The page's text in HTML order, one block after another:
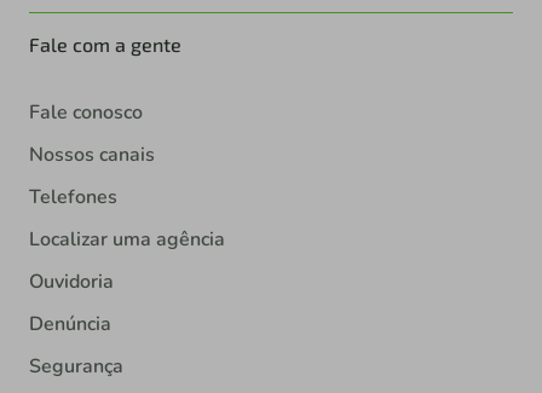
Fale com a gente
Fale conosco
Nossos canais
Telefones
Localizar uma agência
Ouvidoria
Denúncia
Segurança